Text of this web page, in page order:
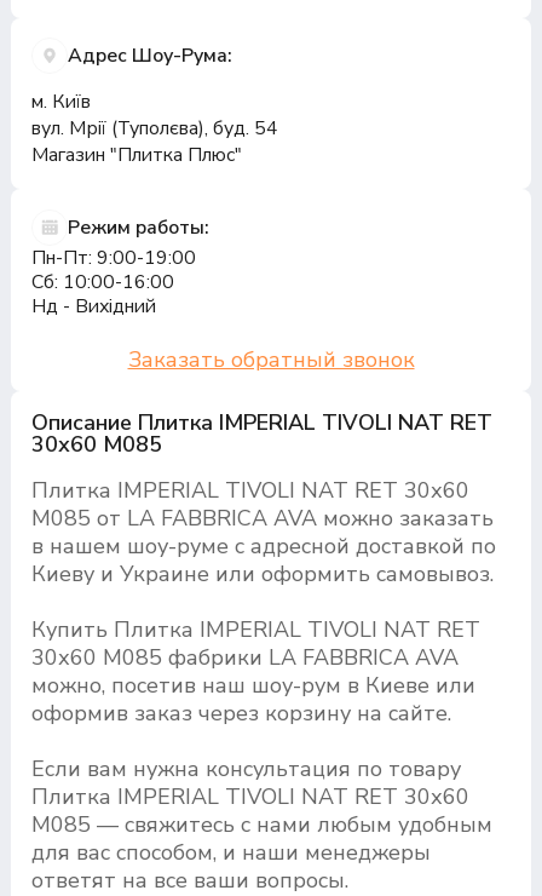
Описание Плитка IMPERIAL TIVOLI NAT RET
30х60 M085
Плитка IMPERIAL TIVOLI NAT RET 30х60
M085 от LA FABBRICA AVA можно заказать
в нашем шоу-руме с адресной доставкой по
Киеву и Украине или оформить самовывоз.
Купить Плитка IMPERIAL TIVOLI NAT RET
30х60 M085 фабрики LA FABBRICA AVA
можно, посетив наш шоу-рум в Киеве или
оформив заказ через корзину на сайте.
Если вам нужна консультация по товару
Плитка IMPERIAL TIVOLI NAT RET 30х60
M085 — свяжитесь с нами любым удобным
для вас способом, и наши менеджеры
ответят на все ваши вопросы.
Адрес Шоу-Рума:
м. Київ
вул. Мрії (Туполєва), буд. 54
Магазин "Плитка Плюс"
Режим работы:
Пн-Пт: 9:00-19:00
Сб: 10:00-16:00
Нд - Вихідний
Заказать обратный звонок